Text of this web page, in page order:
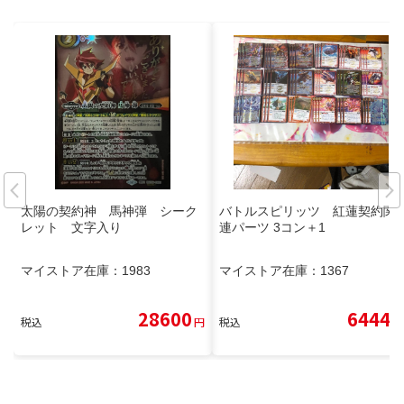
太陽の契約神 馬神弾 シーク
レット 文字入り
マイストア在庫： 1983
税込 28600円
バトルスピリッツ 紅蓮契約関
連パーツ 3コン＋1
マイストア在庫： 1367
税込 6444